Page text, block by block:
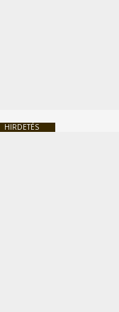
HIRDETÉS